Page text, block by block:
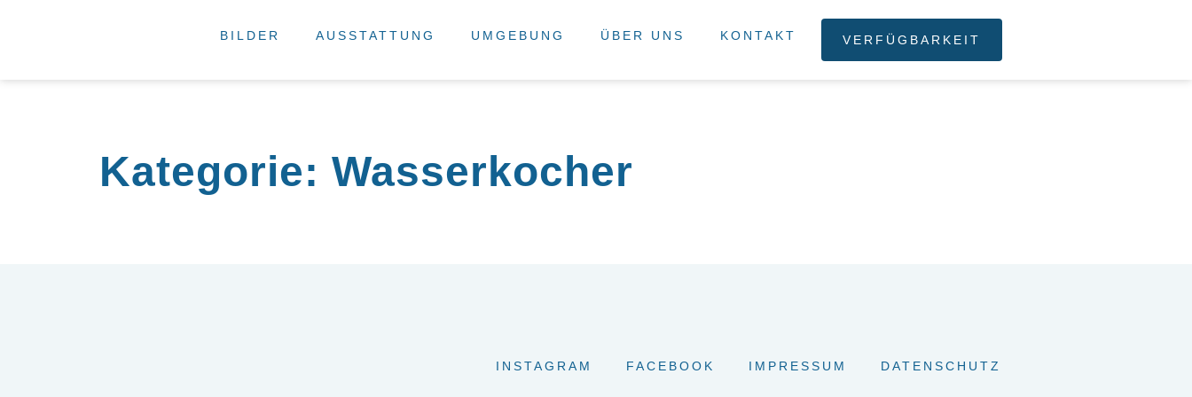
BILDER AUSSTATTUNG UMGEBUNG ÜBER UNS KONTAKT VERFÜGBARKEIT
Kategorie: Wasserkocher
INSTAGRAM FACEBOOK IMPRESSUM DATENSCHUTZ